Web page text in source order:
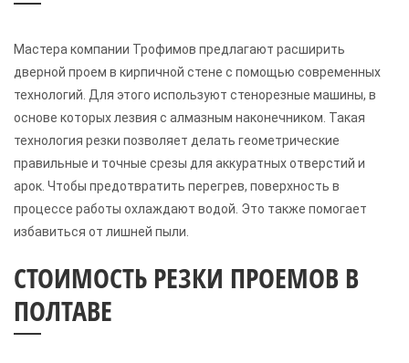
Мастера компании Трофимов предлагают расширить
дверной проем в кирпичной стене с помощью современных
технологий. Для этого используют стенорезные машины, в
основе которых лезвия с алмазным наконечником. Такая
технология резки позволяет делать геометрические
правильные и точные срезы для аккуратных отверстий и
арок. Чтобы предотвратить перегрев, поверхность в
процессе работы охлаждают водой. Это также помогает
избавиться от лишней пыли.
СТОИМОСТЬ РЕЗКИ ПРОЕМОВ В
ПОЛТАВЕ